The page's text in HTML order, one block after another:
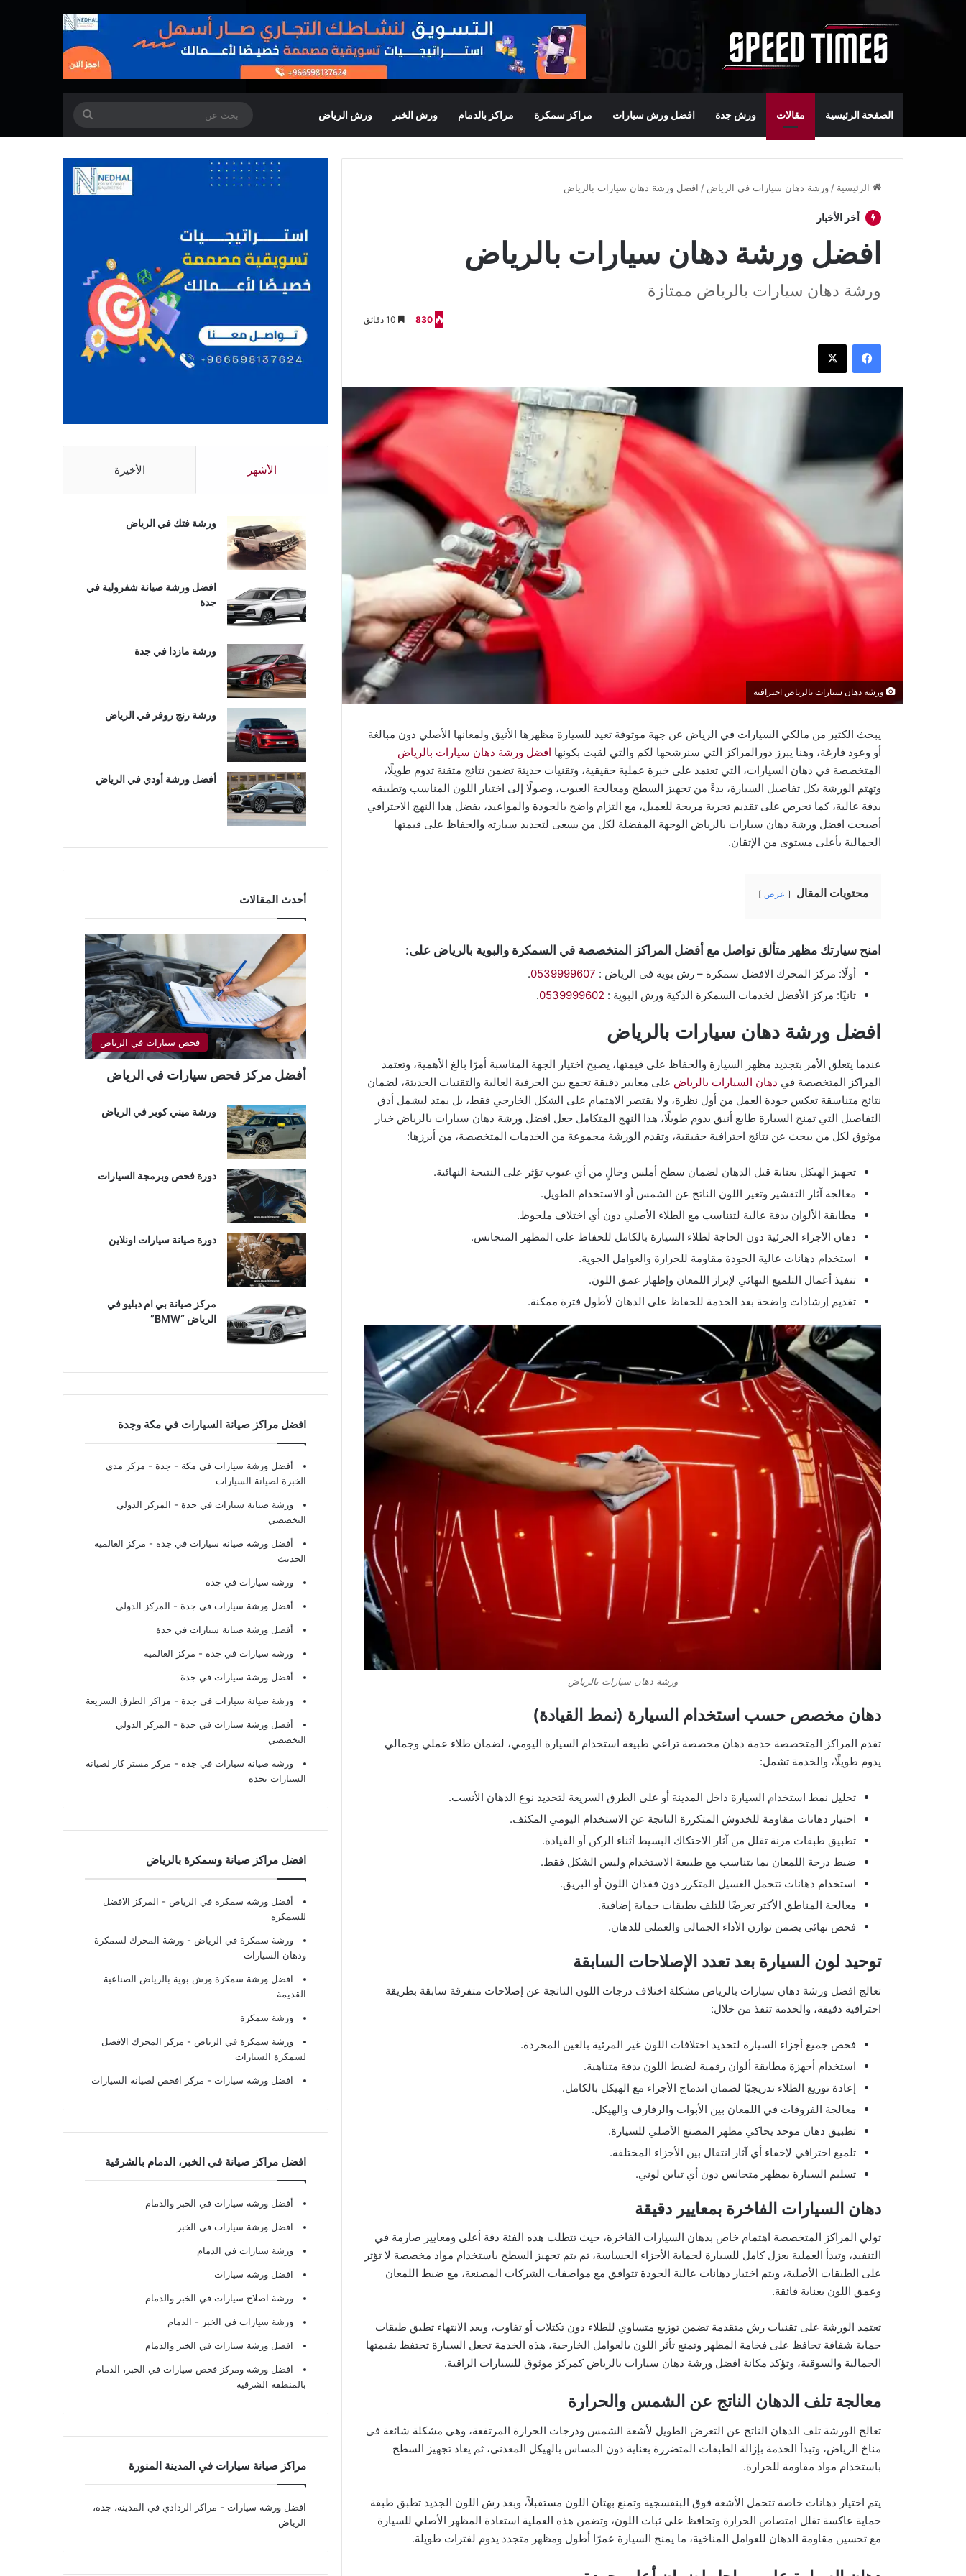
الصفحة الرئيسية مقالات ورش جدة افضل ورش سيارات مراكز سمكرة مراكز بالدمام ورش الخبر ورش الرياض
عن
الرئيسية / ورشة دهان سيارات في الرياض / افضل ورشة دهان سيارات بالرياض
أخر الأخبار
افضل ورشة دهان سيارات بالرياض
ورشة دهان سيارات بالرياض ممتازة
830
فيسبوك
ورشة دهان سيارات بالرياض احترافية
يبحث الكثير من مالكي السيارات في الرياض عن جهة موثوقة تعيد للسيارة مظهرها الأنيق ولمعانها الأصلي دون مبالغة
أو وعود فارغة، وهنا يبرز دورالمراكز التي سنرشحها لكم والتي لقبت بكونها افضل ورشة دهان سيارات بالرياض
المتخصصة في دهان السيارات، التي تعتمد على خبرة عملية حقيقية، وتقنيات حديثة تضمن نتائج متقنة تدوم طويلًا،
وتهتم الورشة بكل تفاصيل السيارة، بدءً من تجهيز السطح ومعالجة العيوب، وصولًا إلى اختيار اللون المناسب وتطبيقه
بدقة عالية، كما تحرص على تقديم تجربة مريحة للعميل، مع التزام واضح بالجودة والمواعيد، بفضل هذا النهج الاحترافي
أصبحت افضل ورشة دهان سيارات بالرياض الوجهة المفضلة لكل من يسعى لتجديد سيارته والحفاظ على قيمتها
الجمالية بأعلى مستوى من الإتقان.
محتويات المقال عرض
امنح سيارتك مظهر متألق تواصل مع أفضل المراكز المتخصصة في السمكرة والبوية بالرياض على:
أولًا: مركز المحرك الافضل سمكرة – رش بوية في الرياض : 0539999607
.
ثانيًا: مركز الأفضل لخدمات السمكرة الذكية ورش البوية : 0539999602
.
افضل ورشة دهان سيارات بالرياض
عندما يتعلق الأمر بتجديد مظهر السيارة والحفاظ على قيمتها، يصبح اختيار الجهة المناسبة أمرًا بالغ الأهمية، وتعتمد
المراكز المتخصصة في دهان السيارات بالرياض على معايير دقيقة تجمع بين الحرفية العالية والتقنيات الحديثة، لضمان
نتائج متناسقة تعكس جودة العمل من أول نظرة، ولا يقتصر الاهتمام على الشكل الخارجي فقط، بل يمتد ليشمل أدق
التفاصيل التي تمنح السيارة طابع أنيق يدوم طويلًا، هذا النهج المتكامل جعل افضل ورشة دهان سيارات بالرياض خيار
موثوق لكل من يبحث عن نتائج احترافية حقيقية، وتقدم الورشة مجموعة من الخدمات المتخصصة، من أبرزها:
تجهيز الهيكل بعناية قبل الدهان لضمان سطح أملس وخالٍ من أي عيوب تؤثر على النتيجة النهائية.
معالجة آثار التقشير وتغير اللون الناتج عن الشمس أو الاستخدام الطويل.
مطابقة الألوان بدقة عالية لتتناسب مع الطلاء الأصلي دون أي اختلاف ملحوظ.
دهان الأجزاء الجزئية دون الحاجة لطلاء السيارة بالكامل للحفاظ على المظهر المتجانس.
استخدام دهانات عالية الجودة مقاومة للحرارة والعوامل الجوية.
تنفيذ أعمال التلميع النهائي لإبراز اللمعان وإظهار عمق اللون.
تقديم إرشادات واضحة بعد الخدمة للحفاظ على الدهان لأطول فترة ممكنة.
ورشة دهان سيارات بالرياض
دهان مخصص حسب استخدام السيارة (نمط القيادة)
تقدم المراكز المتخصصة خدمة دهان مخصصة تراعي طبيعة استخدام السيارة اليومي، لضمان طلاء عملي وجمالي
يدوم طويلًا، والخدمة تشمل:
تحليل نمط استخدام السيارة داخل المدينة أو على الطرق السريعة لتحديد نوع الدهان الأنسب.
اختيار دهانات مقاومة للخدوش المتكررة الناتجة عن الاستخدام اليومي المكثف.
تطبيق طبقات مرنة تقلل من آثار الاحتكاك البسيط أثناء الركن أو القيادة.
ضبط درجة اللمعان بما يتناسب مع طبيعة الاستخدام وليس الشكل فقط.
استخدام دهانات تتحمل الغسيل المتكرر دون فقدان اللون أو البريق.
معالجة المناطق الأكثر تعرضًا للتلف بطبقات حماية إضافية.
فحص نهائي يضمن توازن الأداء الجمالي والعملي للدهان.
توحيد لون السيارة بعد تعدد الإصلاحات السابقة
تعالج افضل ورشة دهان سيارات بالرياض مشكلة اختلاف درجات اللون الناتجة عن إصلاحات متفرقة سابقة بطريقة
احترافية دقيقة، والخدمة تنفذ من خلال:
فحص جميع أجزاء السيارة لتحديد اختلافات اللون غير المرئية بالعين المجردة.
استخدام أجهزة مطابقة ألوان رقمية لضبط اللون بدقة متناهية.
إعادة توزيع الطلاء تدريجيًا لضمان اندماج الأجزاء مع الهيكل بالكامل.
معالجة الفروقات في اللمعان بين الأبواب والرفارف والهيكل.
تطبيق دهان موحد يحاكي مظهر المصنع الأصلي للسيارة.
تلميع احترافي لإخفاء أي آثار انتقال بين الأجزاء المختلفة.
تسليم السيارة بمظهر متجانس دون أي تباين لوني.
دهان السيارات الفاخرة بمعايير دقيقة
تولي المراكز المتخصصة اهتمام خاص بدهان السيارات الفاخرة، حيث تتطلب هذه الفئة دقة أعلى ومعايير صارمة في
التنفيذ، وتبدأ العملية بعزل كامل للسيارة لحماية الأجزاء الحساسة، ثم يتم تجهيز السطح باستخدام مواد مخصصة لا تؤثر
على الطبقات الأصلية، ويتم اختيار دهانات عالية الجودة تتوافق مع مواصفات الشركات المصنعة، مع ضبط اللمعان
وعمق اللون بعناية فائقة.
تعتمد الورشة على تقنيات رش متقدمة تضمن توزيع متساوي للطلاء دون تكتلات أو تفاوت، وبعد الانتهاء تطبق طبقات
حماية شفافة تحافظ على فخامة المظهر وتمنع تأثر اللون بالعوامل الخارجية، هذه الخدمة تجعل السيارة تحتفظ بقيمتها
الجمالية والسوقية، وتؤكد مكانة افضل ورشة دهان سيارات بالرياض كمركز موثوق للسيارات الراقية.
معالجة تلف الدهان الناتج عن الشمس والحرارة
تعالج الورشة تلف الدهان الناتج عن التعرض الطويل لأشعة الشمس ودرجات الحرارة المرتفعة، وهي مشكلة شائعة في
مناخ الرياض، وتبدأ الخدمة بإزالة الطبقات المتضررة بعناية دون المساس بالهيكل المعدني، ثم يعاد تجهيز السطح
باستخدام مواد مقاومة للحرارة.
يتم اختيار دهانات خاصة تتحمل الأشعة فوق البنفسجية وتمنع بهتان اللون مستقبلاً، وبعد رش اللون الجديد تطبق طبقة
حماية عاكسة تقلل امتصاص الحرارة وتحافظ على ثبات اللون، وتضمن هذه العملية استعادة المظهر الأصلي للسيارة
مع تحسين مقاومة الدهان للعوامل المناخية، ما يمنح السيارة عمرًا أطول ومظهر متجدد يدوم لفترات طويلة.
الأشهر الأخيرة
ورشة فتك في الرياض
افضل ورشة صيانة شفرولية في
جدة
ورشة مازدا في جدة
ورشة رنج روفر في الرياض
أفضل ورشة أودي في الرياض
أحدث المقالات
فحص سيارات في الرياض
أفضل مركز فحص سيارات في الرياض
ورشة ميني كوبر في الرياض
دورة فحص وبرمجة السيارات
دورة صيانة سيارات اونلاين
مركز صيانة بي ام دبليو في
الرياض “BMW”
افضل مراكز صيانة السيارات في مكة وجدة
أفضل ورشة سيارات في مكة - جدة - مركز مدى
الخبرة لصيانة السيارات
ورشة صيانة سيارات في جدة - المركز الدولي
التخصصي
أفضل ورشة صيانة سيارات في جدة - مركز العالمية
الحديث
ورشة سيارات في جدة
أفضل ورشة سيارات في جدة - المركز الدولي
أفضل ورشة صيانة سيارات في جدة
ورشة سيارات في جدة - مركز العالمية
أفضل ورشة سيارات في جدة
ورشة صيانة سيارات في جدة - مراكز الطرق السريعة
أفضل ورشة سيارات في جدة - المركز الدولي
التخصصي
ورشة صيانة سيارات في جدة - مركز مستر كار لصيانة
السيارات بجدة
افضل مراكز صيانة وسمكرة بالرياض
أفضل ورشة سمكرة في الرياض - المركز الافضل
للسمكرة
ورشة سمكرة في الرياض - ورشة المحرك لسمكرة
ودهان السيارات
افضل ورشة سمكرة ورش بوية بالرياض الصناعية
القديمة
ورشة سمكرة
ورشة سمكرة في الرياض - مركز المحرك الافضل
لسمكرة السيارات
افضل ورشة سيارات - مركز افحص لصيانة السيارات
افضل مراكز صيانة في الخبر، الدمام بالشرقية
أفضل ورشة سيارات في الخبر والدمام
افضل ورشة سيارات في الخبر
ورشة سيارات في الدمام
افضل ورشة سيارات
ورشة اصلاح سيارات في الخبر والدمام
ورشة سيارات في الخبر - الدمام
افضل ورشة سيارات في الخبر والدمام
افضل ورشة ومركز فحص سيارات في الخبر، الدمام
بالمنطقة الشرقية
مراكز صيانة سيارات في المدينة المنورة
افضل ورشة سيارات - مراكز الردادي في المدينة، جدة،
الرياض